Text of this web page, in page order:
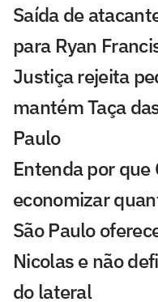
Saída de
para Ryan
Justiça rejeita
mantém Taça
Paulo
Entenda por que
economizar
São Paulo
Nicolas e não
do lateral